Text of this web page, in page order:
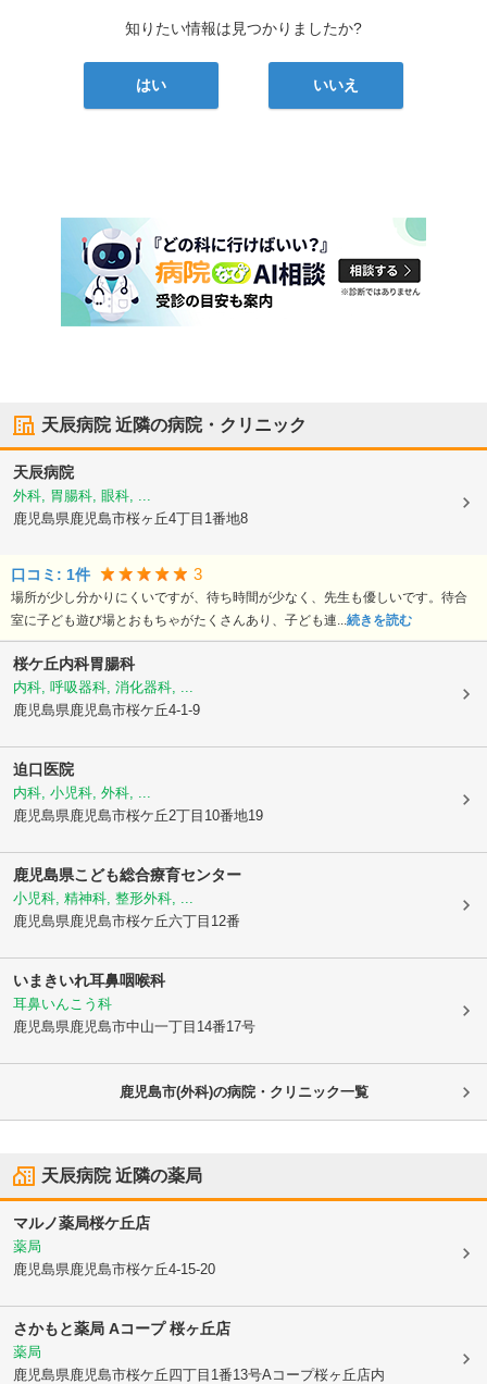
知りたい情報は見つかりましたか?
はい いいえ
天辰病院近隣の病院・クリニック
天辰病院
外科, 胃腸科, 眼科, ...
鹿児島県鹿児島市桜ヶ丘4丁目1番地8
口コミ: 1件 3
場所が少し分かりにくいですが、待ち時間が少なく、先生も優しいです。待合
室に子ども遊び場とおもちゃがたくさんあり、子ども連...続きを読む
桜ケ丘内科胃腸科
内科, 呼吸器科, 消化器科, ...
鹿児島県鹿児島市桜ケ丘4-1-9
迫口医院
内科, 小児科, 外科, ...
鹿児島県鹿児島市桜ケ丘2丁目10番地19
鹿児島県こども総合療育センター
小児科, 精神科, 整形外科, ...
鹿児島県鹿児島市桜ケ丘六丁目12番
いまきいれ耳鼻咽喉科
耳鼻いんこう科
鹿児島県鹿児島市中山一丁目14番17号
鹿児島市(外科)の病院・クリニック一覧
天辰病院近隣の薬局
マルノ薬局桜ケ丘店
薬局
鹿児島県鹿児島市桜ケ丘4-15-20
さかもと薬局 Aコープ 桜ヶ丘店
薬局
鹿児島県鹿児島市桜ケ丘四丁目1番13号Aコープ桜ヶ丘店内